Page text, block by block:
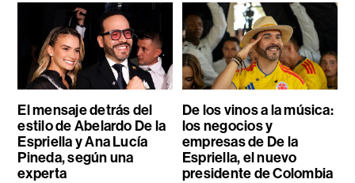
El mensaje detrás del
estilo de Abelardo De la
Espriella y Ana Lucía
Pineda, según una
experta
De los vinos a la música:
los negocios y
empresas de De la
Espriella, el nuevo
presidente de Colombia